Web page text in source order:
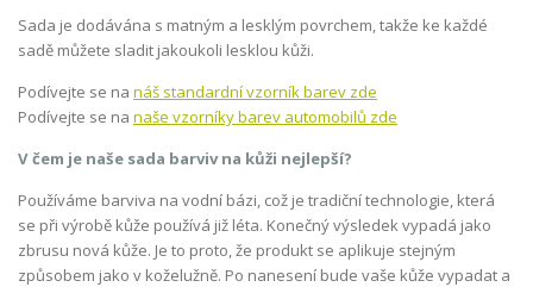
Sada je dodávána s matným a lesklým povrchem, takže ke každé
sadě můžete sladit jakoukoli lesklou kůži.
Podívejte se na náš standardní vzorník barev zde
Podívejte se na naše vzorníky barev automobilů zde
V čem je naše sada barviv na kůži nejlepší?
Používáme barviva na vodní bázi, což je tradiční technologie, která
se při výrobě kůže používá již léta. Konečný výsledek vypadá jako
zbrusu nová kůže. Je to proto, že produkt se aplikuje stejným
způsobem jako v koželužně. Po nanesení bude vaše kůže vypadat a